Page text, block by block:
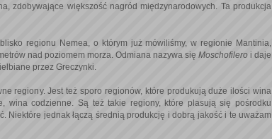
zdobywające większość nagród międzynarodowych. Ta produkcja
regionu Nemea, o którym już mówiliśmy, w regionie Mantinia,
nad poziomem morza. Odmiana nazywa się Moschofilero i daje
przez Greczynki.
regiony. Jest też sporo regionów, które produkują duże ilości wina
wina codzienne. Są też takie regiony, które plasują się pośrodku
Niektóre jednak łączą średnią produkcję i dobrą jakość i te uważam